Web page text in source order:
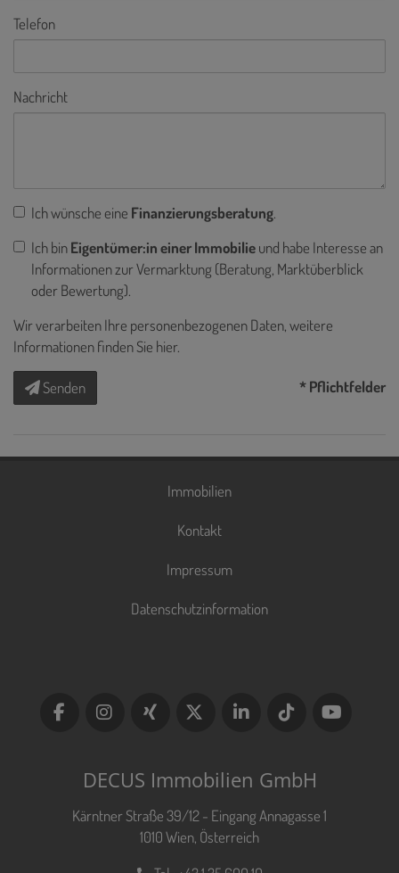
Telefon
Nachricht
Ich wünsche eine Finanzierungsberatung.
Ich binEigentümer:in einer Immobilieund habe Interesse an
Informationen zur Vermarktung (Beratung, Marktüberblick
oder Bewertung).
Wir verarbeiten Ihre personenbezogenen Daten, weitere
Informationen finden Sie hier.
Senden * Pflichtfelder
Immobilien
Kontakt
Impressum
Datenschutzinformation
DECUS Immobilien GmbH
Kärntner Straße 39/12 - Eingang Annagasse 1
1010 Wien, Österreich